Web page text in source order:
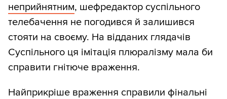
неприйнятним, шефредактор суспільного
телебачення не погодився й залишився
стояти на своєму. На відданих глядачів
Суспільного ця імітація плюралізму мала би
справити гнітюче враження.
Найприкріше враження справили фінальні